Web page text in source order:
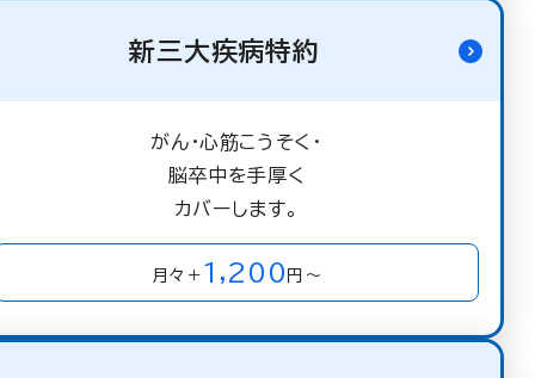
新三大疾病特約
がん・心筋こうそく・
脳卒中を手厚く
カバーします。
月々＋ 1,200 円～